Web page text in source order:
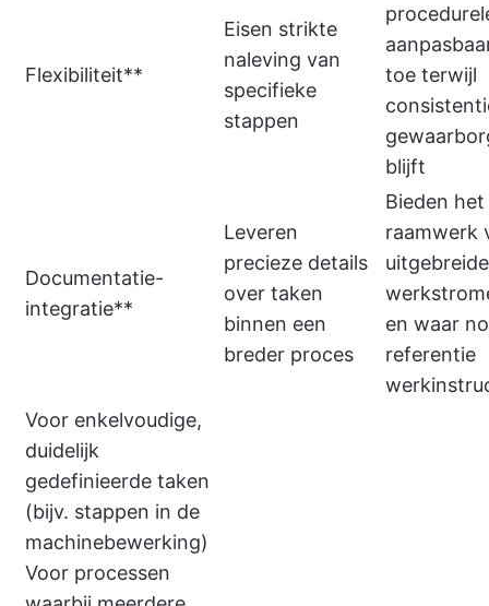
Flexibiliteit**
Eisen strikte
naleving van
specifieke
stappen
toe terwijl
blijft
Documentatie-
integratie**
Leveren
precieze details
over taken
binnen een
breder proces
Bieden het
raamwerk
uitgebreide
en waar
referentie
Voor enkelvoudige,
duidelijk
gedefinieerde taken
(bijv. stappen in de
machinebewerking)
Voor processen